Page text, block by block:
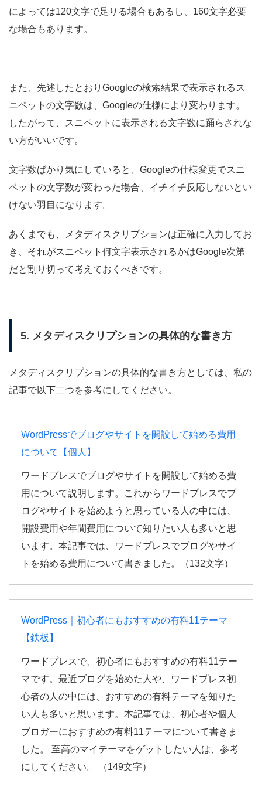
によっては120文字で足りる場合もあるし、160文字必要
な場合もあります。
また、先述したとおりGoogleの検索結果で表示されるス
ニペットの文字数は、Googleの仕様により変わります。
したがって、スニペットに表示される文字数に踊らされな
い方がいいです。
文字数ばかり気にしていると、Googleの仕様変更でスニ
ペットの文字数が変わった場合、イチイチ反応しないとい
けない羽目になります。
あくまでも、メタディスクリプションは正確に入力してお
き、それがスニペット何文字表示されるかはGoogle次第
だと割り切って考えておくべきです。
5. メタディスクリプションの具体的な書き方
メタディスクリプションの具体的な書き方としては、私の
記事で以下二つを参考にしてください。
WordPressでブログやサイトを開設して始める費用
について【個人】
ワードプレスでブログやサイトを開設して始める費
用について説明します。これからワードプレスでブ
ログやサイトを始めようと思っている人の中には、
開設費用や年間費用について知りたい人も多いと思
います。本記事では、ワードプレスでブログやサイ
トを始める費用について書きました。（132文字）
WordPress｜初心者にもおすすめの有料11テーマ
【鉄板】
ワードプレスで、初心者にもおすすめの有料11テー
マです。最近ブログを始めた人や、ワードプレス初
心者の人の中には、おすすめの有料テーマを知りた
い人も多いと思います。本記事では、初心者や個人
ブロガーにおすすめの有料11テーマについて書きま
した。 至高のマイテーマをゲットしたい人は、参考
にしてください。
（149文字）